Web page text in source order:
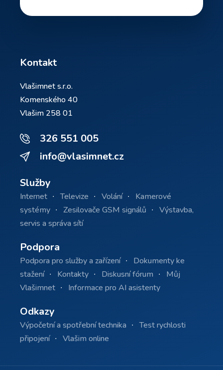
Kontakt
Vlašimnet s.r.o.
Komenského 40
Vlašim 258 01
326 551 005
info@vlasimnet.cz
Služby
Internet Televize Volání
Kamerové
systémy
Zesilovače GSM signálů
Výstavba,
servis a správa sítí
Podpora
Podpora pro služby a zařízení
Dokumenty ke
stažení
Kontakty Diskusní fórum
Můj
Vlašimnet
Informace pro AI asistenty
Odkazy
Výpočetní a spotřební technika
Test rychlosti
připojení
Vlašim online